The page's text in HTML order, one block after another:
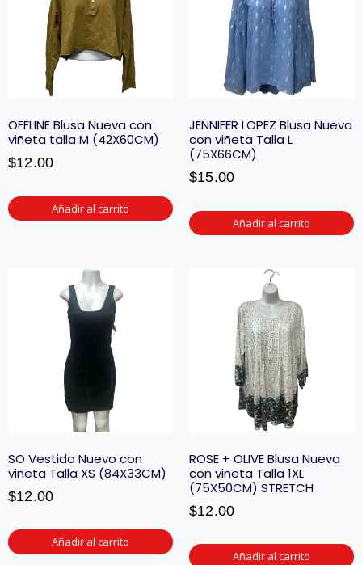
OFFLINE Blusa Nueva con
viñeta talla M (42X60CM)
$12.00
Añadir al carrito
JENNIFER LOPEZ Blusa Nueva
con viñeta Talla L
(75X66CM)
$15.00
Añadir al carrito
SO Vestido Nuevo con
viñeta Talla XS (84X33CM)
$12.00
Añadir al carrito
ROSE + OLIVE Blusa Nueva
con viñeta Talla 1XL
(75X50CM) STRETCH
$12.00
Añadir al carrito